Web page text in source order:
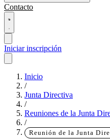
Contacto
Iniciar inscripción
Inicio
/
Junta Directiva
/
Reuniones de la Junta
/
Reunión de la Junta